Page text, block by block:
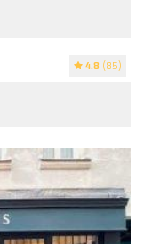
4.8 (85)